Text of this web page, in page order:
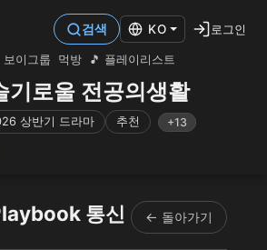
보이그룹 먹방 🎵 플레이리스트
기로울 전공의생활
상반기 드라마 추천 +13
검색 KO 로그인
통신 ← 돌아가기